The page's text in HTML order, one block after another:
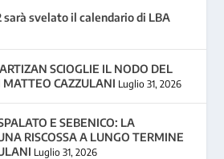
sarà svelato il calendario di LBA
SCIOGLIE IL NODO DEL
MATTEO CAZZULANI Luglio 31, 2026
E SEBENICO: LA
RISCOSSA A LUNGO TERMINE
Luglio 31, 2026